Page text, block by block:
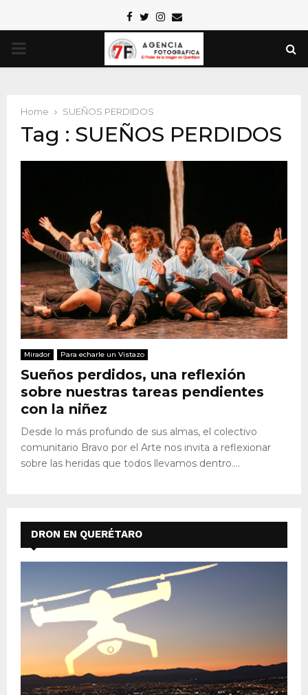
Facebook
TwitterInstagram
Email
PRIMARY
Home SUEÑOS PERDIDOS
Tag : SUEÑOS PERDIDOS
Mirador Para echarle un Vistazo
Sueños perdidos, una reflexión
sobre nuestras tareas pendientes
con la niñez
Desde lo más profundo de sus almas, el colectivo
comunitario Bravo por el Arte nos invita a reflexionar
sobre las heridas que todos llevamos dentro....
DRON EN QUERÉTARO